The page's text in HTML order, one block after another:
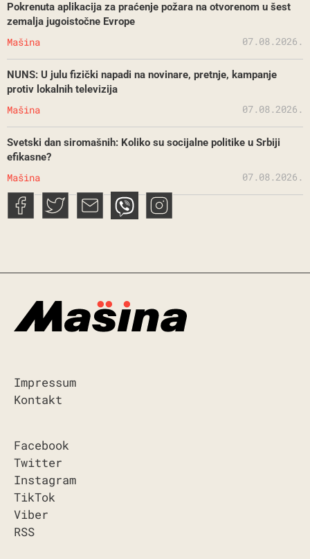
Pokrenuta aplikacija za praćenje požara na otvorenom u šest
zemalja jugoistočne Evrope
Mašina 07.08.2026.
NUNS: U julu fizički napadi na novinare, pretnje, kampanje
protiv lokalnih televizija
Mašina 07.08.2026.
Svetski dan siromašnih: Koliko su socijalne politike u Srbiji
efikasne?
Mašina 07.08.2026.
Impressum
Kontakt
Facebook
Twitter
Instagram
TikTok
Viber
RSS